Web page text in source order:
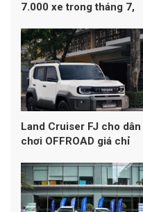
7.000 xe trong tháng 7,
doanh số
Land Cruiser FJ cho dân
chơi OFFROAD giá chỉ